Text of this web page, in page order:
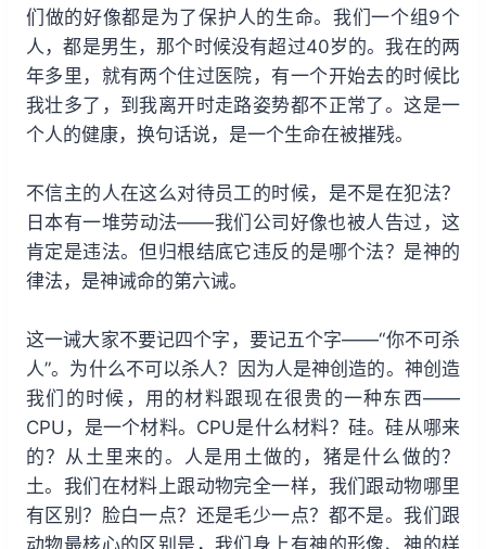
们做的好像都是为了保护人的生命。我们一个组9个
人，都是男生，那个时候没有超过40岁的。我在的两
年多里，就有两个住过医院，有一个开始去的时候比
我壮多了，到我离开时走路姿势都不正常了。这是一
个人的健康，换句话说，是一个生命在被摧残。
不信主的人在这么对待员工的时候，是不是在犯法？
日本有一堆劳动法——我们公司好像也被人告过，这
肯定是违法。但归根结底它违反的是哪个法？是神的
律法，是神诫命的第六诫。
这一诫大家不要记四个字，要记五个字——“你不可杀
人”。为什么不可以杀人？因为人是神创造的。神创造
我们的时候，用的材料跟现在很贵的一种东西——
CPU，是一个材料。CPU是什么材料？硅。硅从哪来
的？从土里来的。人是用土做的，猪是什么做的？
土。我们在材料上跟动物完全一样，我们跟动物哪里
有区别？脸白一点？还是毛少一点？都不是。我们跟
动物最核心的区别是，我们身上有神的形像、神的样